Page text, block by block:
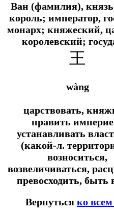
Ван (фамилия),
король; император,
монарх; княжеский,
королевский;
王
wàng
царствовать,
править
устанавливать
(какой-л.
возноситься,
возвеличиваться,
превосходить,
Вернуться ко